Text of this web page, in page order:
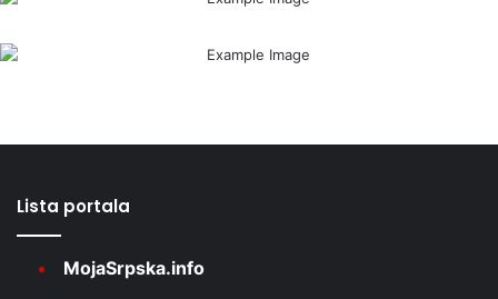
Lista portala
MojaSrpska.info